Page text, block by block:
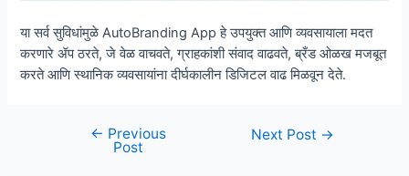
या सर्व सुविधांमुळे AutoBranding App हे उपयुक्त आणि व्यवसायाला मदत
करणारे ॲप ठरते, जे वेळ वाचवते, ग्राहकांशी संवाद वाढवते, ब्रँड ओळख मजबूत
करते आणि स्थानिक व्यवसायांना दीर्घकालीन डिजिटल वाढ मिळवून देते.
navigation
← Previous
Post
Next Post →